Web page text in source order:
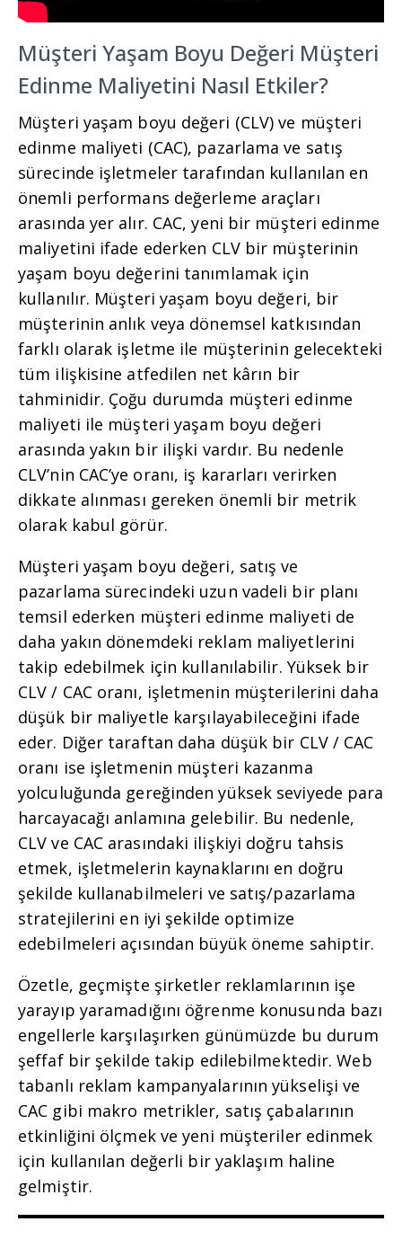
Müşteri Yaşam Boyu Değeri Müşteri
Edinme Maliyetini Nasıl Etkiler?
Müşteri yaşam boyu değeri (CLV) ve müşteri
edinme maliyeti (CAC), pazarlama ve satış
sürecinde işletmeler tarafından kullanılan en
önemli performans değerleme araçları
arasında yer alır. CAC, yeni bir müşteri edinme
maliyetini ifade ederken CLV bir müşterinin
yaşam boyu değerini tanımlamak için
kullanılır. Müşteri yaşam boyu değeri, bir
müşterinin anlık veya dönemsel katkısından
farklı olarak işletme ile müşterinin gelecekteki
tüm ilişkisine atfedilen net kârın bir
tahminidir. Çoğu durumda müşteri edinme
maliyeti ile müşteri yaşam boyu değeri
arasında yakın bir ilişki vardır. Bu nedenle
CLV’nin CAC’ye oranı, iş kararları verirken
dikkate alınması gereken önemli bir metrik
olarak kabul görür.
Müşteri yaşam boyu değeri, satış ve
pazarlama sürecindeki uzun vadeli bir planı
temsil ederken müşteri edinme maliyeti de
daha yakın dönemdeki reklam maliyetlerini
takip edebilmek için kullanılabilir. Yüksek bir
CLV / CAC oranı, işletmenin müşterilerini daha
düşük bir maliyetle karşılayabileceğini ifade
eder. Diğer taraftan daha düşük bir CLV / CAC
oranı ise işletmenin müşteri kazanma
yolculuğunda gereğinden yüksek seviyede para
harcayacağı anlamına gelebilir. Bu nedenle,
CLV ve CAC arasındaki ilişkiyi doğru tahsis
etmek, işletmelerin kaynaklarını en doğru
şekilde kullanabilmeleri ve satış/pazarlama
stratejilerini en iyi şekilde optimize
edebilmeleri açısından büyük öneme sahiptir.
Özetle, geçmişte şirketler reklamlarının işe
yarayıp yaramadığını öğrenme konusunda bazı
engellerle karşılaşırken günümüzde bu durum
şeffaf bir şekilde takip edilebilmektedir. Web
tabanlı reklam kampanyalarının yükselişi ve
CAC gibi makro metrikler, satış çabalarının
etkinliğini ölçmek ve yeni müşteriler edinmek
için kullanılan değerli bir yaklaşım haline
gelmiştir.